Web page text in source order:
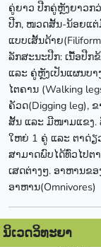
ຄູ່ຍາວ ປີກຄູ່ຫຼັງຍາວກ
ປີກ, ໜວດສັ້ນ-ນ້ອຍແຕ່
ແບບເສັ້ນດ້າຍ
ລັກສະນະປີກ: ເນື້ອປີກ
ແລະ ຄູ່ຫຼັງເປັນແຜນບາ
ໄຕຄານ (Walking
ຄັວດ(Digging leg),
ສັ້ນ ແລະ ມີໜາມແຂງ.
ໃຫຍ່ 1 ຄູ່ ແລະ ຕາດ່ຽ
ສາມາດພົບໄດ້ທົ່ວໄປຕ
ເສດຕ່າງໆ. ອາຫານຂ
ອາຫານ(Omnivores)
ນິເວດວິທະຍາ